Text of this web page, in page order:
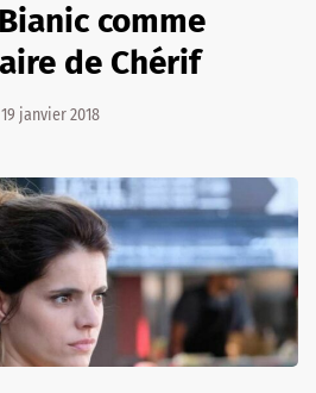
comme
de Chérif
19 janvier 2018